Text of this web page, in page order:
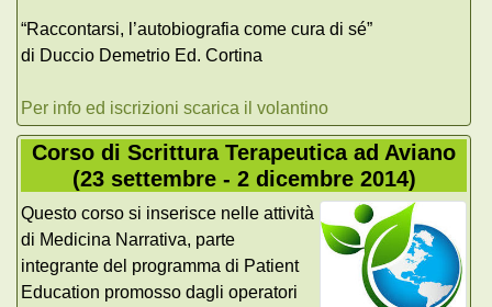
“Raccontarsi, l’autobiografia come cura di sé”
di Duccio Demetrio Ed. Cortina
Per info ed iscrizioni scarica il volantino
Corso di Scrittura Terapeutica ad Aviano
(23 settembre - 2 dicembre 2014)
Questo corso si inserisce nelle attività
di Medicina Narrativa, parte
integrante del programma di Patient
Education promosso dagli operatori